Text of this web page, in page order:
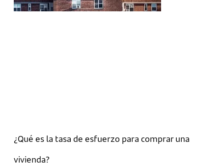
¿Qué es la tasa de esfuerzo para comprar una
vivienda?